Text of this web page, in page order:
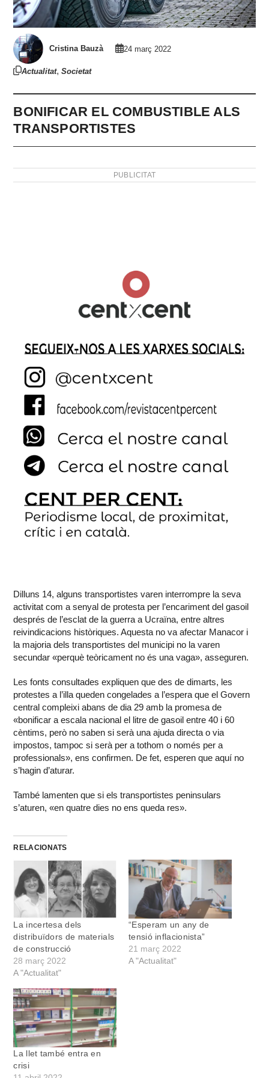
Cristina Bauzà 24 març 2022
Actualitat,Societat
BONIFICAR EL COMBUSTIBLE ALS
TRANSPORTISTES
PUBLICITAT
Dilluns 14, alguns transportistes varen interrompre la seva
activitat com a senyal de protesta per l’encariment del gasoil
després de l’esclat de la guerra a Ucraïna, entre altres
reivindicacions històriques. Aquesta no va afectar Manacor i
la majoria dels transportistes del municipi no la varen
secundar «perquè teòricament no és una vaga», asseguren.
Les fonts consultades expliquen que des de dimarts, les
protestes a l’illa queden congelades a l’espera que el Govern
central compleixi abans de dia 29 amb la promesa de
«bonificar a escala nacional el litre de gasoil entre 40 i 60
cèntims, però no saben si serà una ajuda directa o via
impostos, tampoc si serà per a tothom o només per a
professionals», ens confirmen. De fet, esperen que aquí no
s’hagin d’aturar.
També lamenten que si els transportistes peninsulars
s’aturen, «en quatre dies no ens queda res».
RELACIONATS
La incertesa dels
distribuïdors de materials
de construcció
28 març 2022
A "Actualitat"
“Esperam un any de
tensió inflacionista”
21 març 2022
A "Actualitat"
La llet també entra en
crisi